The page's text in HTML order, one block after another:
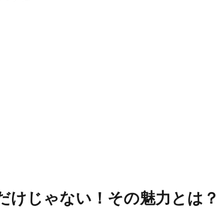
けじゃない！その魅力とは？